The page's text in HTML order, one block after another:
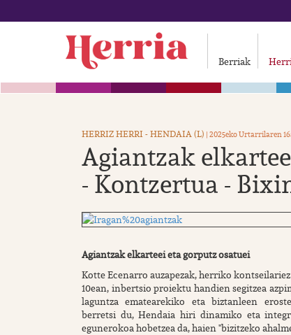
Berriak
HERRIZ HERRI - HENDAIA (L) | 2025eko Urtarrilaren
Agiantzak
- Kontzertua -
Agiantzak elkarteei eta gorputz osatuei
Kotte Ecenarro auzapezak, herriko
10ean, inbertsio proiektu handien segitzea
laguntza ematearekiko eta biztanleen
berretsi du, Hendaia hiri dinamiko eta
egunerokoa hobetzea da, haien "bizitzeko